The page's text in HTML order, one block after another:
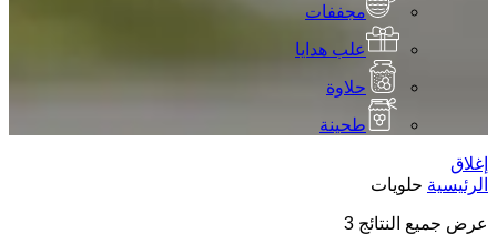
مجففات
علب هدايا
حلاوة
طحينة
إغلاق
الرئيسية حلويات
عرض جميع النتائج 3